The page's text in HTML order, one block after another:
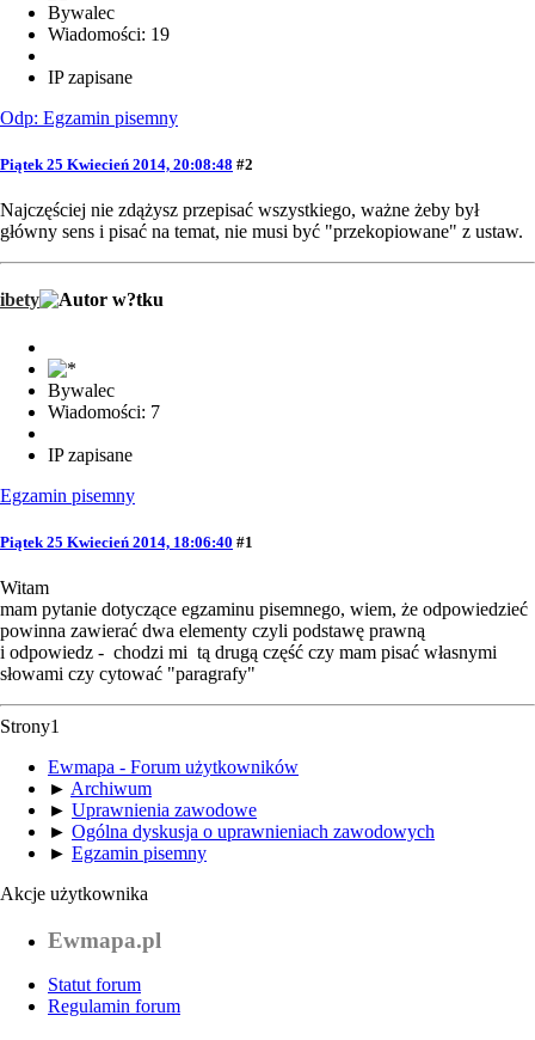
Bywalec
Wiadomości: 19
IP zapisane
Odp: Egzamin pisemny
Piątek 25 Kwiecień 2014, 20:08:48 #2
Najczęściej nie zdążysz przepisać wszystkiego, ważne żeby był
główny sens i pisać na temat, nie musi być "przekopiowane" z ustaw.
ibety
Bywalec
Wiadomości: 7
IP zapisane
Egzamin pisemny
Piątek 25 Kwiecień 2014, 18:06:40 #1
Witam
mam pytanie dotyczące egzaminu pisemnego, wiem, że odpowiedzieć
powinna zawierać dwa elementy czyli podstawę prawną
i odpowiedz - chodzi mi tą drugą część czy mam pisać własnymi
słowami czy cytować "paragrafy"
Strony1
Ewmapa - Forum użytkowników
► Archiwum
► Uprawnienia zawodowe
► Ogólna dyskusja o uprawnieniach zawodowych
► Egzamin pisemny
Akcje użytkownika
Ewmapa.pl
Statut forum
Regulamin forum